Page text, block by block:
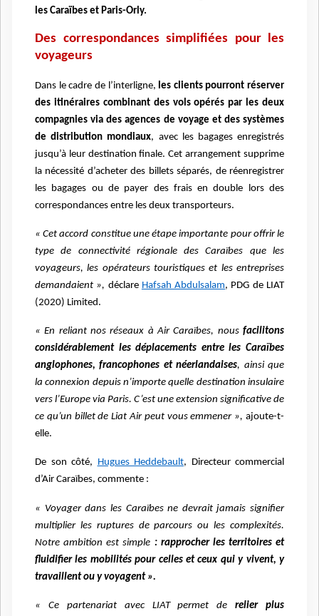
les Caraïbes et Paris-Orly.
Des correspondances simplifiées pour les
voyageurs
Dans le cadre de l’interligne, les clients pourront réserver
des itinéraires combinant des vols opérés par les deux
compagnies via des agences de voyage et des systèmes
de distribution mondiaux, avec les bagages enregistrés
jusqu’à leur destination finale. Cet arrangement supprime
la nécessité d’acheter des billets séparés, de réenregistrer
les bagages ou de payer des frais en double lors des
correspondances entre les deux transporteurs.
« Cet accord constitue une étape importante pour offrir le
type de connectivité régionale des Caraïbes que les
voyageurs, les opérateurs touristiques et les entreprises
demandaient », déclare Hafsah Abdulsalam, PDG de LIAT
(2020) Limited.
« En reliant nos réseaux à Air Caraïbes, nous facilitons
considérablement les déplacements entre les Caraïbes
anglophones, francophones et néerlandaises, ainsi que
la connexion depuis n’importe quelle destination insulaire
vers l’Europe via Paris. C’est une extension significative de
ce qu’un billet de Liat Air peut vous emmener », ajoute-t-
elle.
De son côté, Hugues Heddebault, Directeur commercial
d’Air Caraïbes, commente :
« Voyager dans les Caraïbes ne devrait jamais signifier
multiplier les ruptures de parcours ou les complexités.
Notre ambition est simple : rapprocher les territoires et
fluidifier les mobilités pour celles et ceux qui y vivent, y
travaillent ou y voyagent ».
« Ce partenariat avec LIAT permet derelier plus